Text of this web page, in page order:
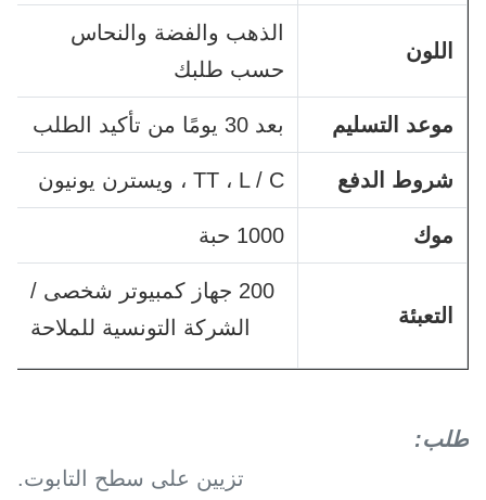
اللون
الذهب والفضة والنحاس
حسب طلبك
موعد التسليم بعد 30 يومًا من تأكيد الطلب
شروط الدفع TT ، L / C ، ويسترن يونيون
موك 1000 حبة
التعبئة
200 جهاز كمبيوتر شخصى /
الشركة التونسية للملاحة
طلب:
تزيين على سطح التابوت.